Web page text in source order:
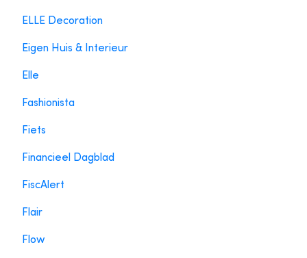
ELLE Decoration
Eigen Huis & Interieur
Elle
Fashionista
Fiets
Financieel Dagblad
FiscAlert
Flair
Flow